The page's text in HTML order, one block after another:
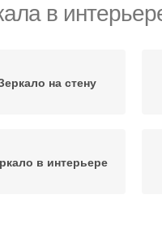
в
на стену
в интерьере